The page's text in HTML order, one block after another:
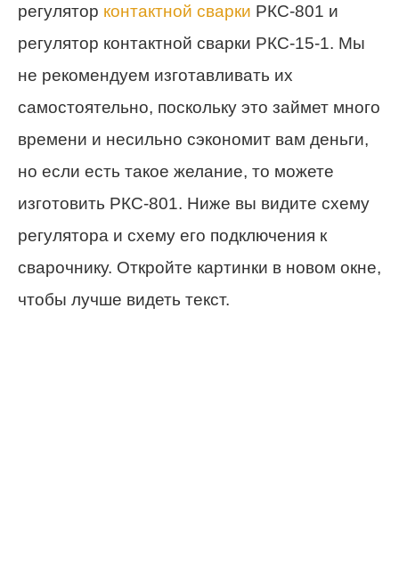
регулятор контактной сварки РКС-801 и
регулятор контактной сварки РКС-15-1. Мы
не рекомендуем изготавливать их
самостоятельно, поскольку это займет много
времени и несильно сэкономит вам деньги,
но если есть такое желание, то можете
изготовить РКС-801. Ниже вы видите схему
регулятора и схему его подключения к
сварочнику. Откройте картинки в новом окне,
чтобы лучше видеть текст.